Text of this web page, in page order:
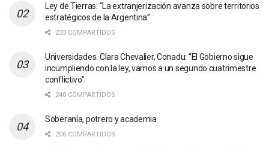
Ley de Tierras: “La extranjerización avanza sobre territorios
estratégicos de la Argentina”
233 COMPARTIDOS
Universidades. Clara Chevalier, Conadu: “El Gobierno sigue
incumpliendo con la ley, vamos a un segundo cuatrimestre
conflictivo”
240 COMPARTIDOS
Soberanía, potrero y academia
206 COMPARTIDOS